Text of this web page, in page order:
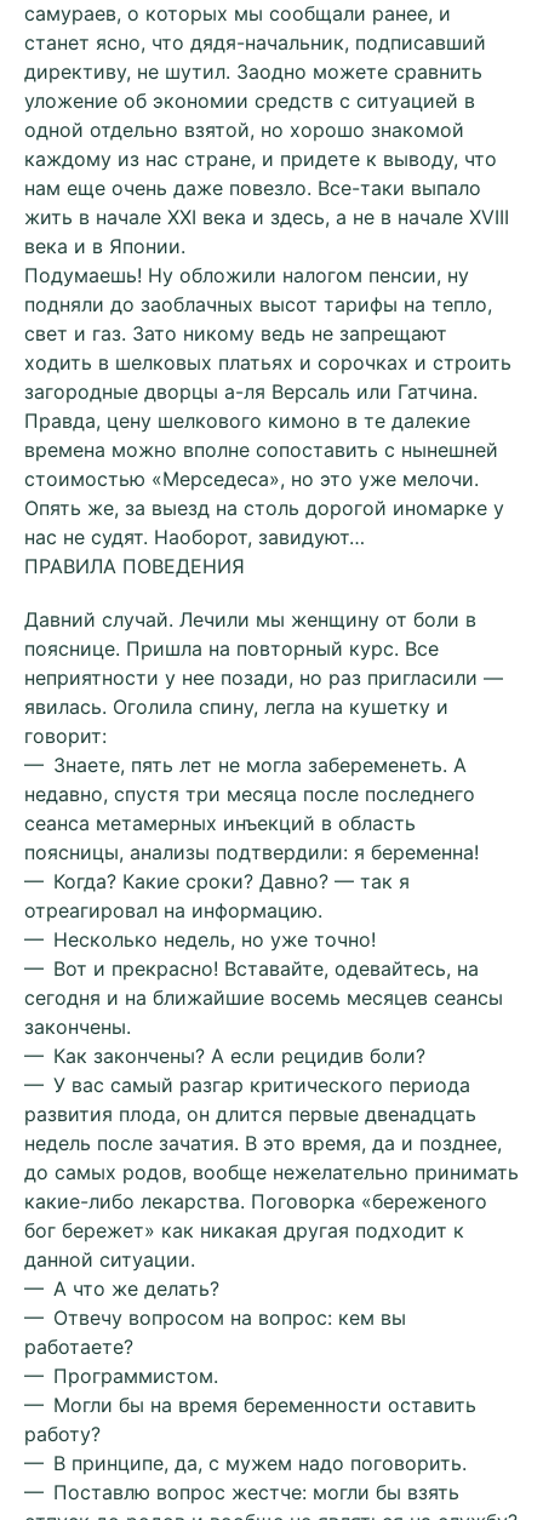
самураев, о которых мы сообщали ранее, и
станет ясно, что дядя-начальник, подписавший
директиву, не шутил. Заодно можете сравнить
уложение об экономии средств с ситуацией в
одной отдельно взятой, но хорошо знакомой
каждому из нас стране, и придете к выводу, что
нам еще очень даже повезло. Все-таки выпало
жить в начале XXI века и здесь, а не в начале XVIII
века и в Японии.
Подумаешь! Ну обложили налогом пенсии, ну
подняли до заоблачных высот тарифы на тепло,
свет и газ. Зато никому ведь не запрещают
ходить в шелковых платьях и сорочках и строить
загородные дворцы а-ля Версаль или Гатчина.
Правда, цену шелкового кимоно в те далекие
времена можно вполне сопоставить с нынешней
стоимостью «Мерседеса», но это уже мелочи.
Опять же, за выезд на столь дорогой иномарке у
нас не судят. Наоборот, завидуют…
ПРАВИЛА ПОВЕДЕНИЯ
Давний случай. Лечили мы женщину от боли в
пояснице. Пришла на повторный курс. Все
неприятности у нее позади, но раз пригласили —
явилась. Оголила спину, легла на кушетку и
говорит:
— Знаете, пять лет не могла забеременеть. А
недавно, спустя три месяца после последнего
сеанса метамерных инъекций в область
поясницы, анализы подтвердили: я беременна!
— Когда? Какие сроки? Давно? — так я
отреагировал на информацию.
— Несколько недель, но уже точно!
— Вот и прекрасно! Вставайте, одевайтесь, на
сегодня и на ближайшие восемь месяцев сеансы
закончены.
— Как закончены? А если рецидив боли?
— У вас самый разгар критического периода
развития плода, он длится первые двенадцать
недель после зачатия. В это время, да и позднее,
до самых родов, вообще нежелательно принимать
какие-либо лекарства. Поговорка «береженого
бог бережет» как никакая другая подходит к
данной ситуации.
— А что же делать?
— Отвечу вопросом на вопрос: кем вы
работаете?
— Программистом.
— Могли бы на время беременности оставить
работу?
— В принципе, да, с мужем надо поговорить.
— Поставлю вопрос жестче: могли бы взять